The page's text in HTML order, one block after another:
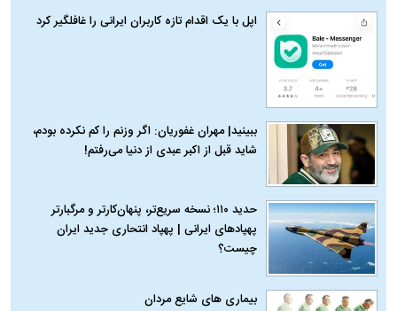
اپل با یک اقدام تازه کاربران ایرانی را غافلگیر کرد
ببینید| مهران غفوریان: اگر وزنم را کم نکرده بودم،
شاید قبل از اکبر عبدی از دنیا می‌رفتم!
حدید ۱۱۰؛ نسخه سریع‌تر، پنهان‌کارتر و مرگبارتر
پهپادهای ایرانی | پهپاد انتحاری جدید ایران
چیست؟
بیماری‌ های شایع مردان